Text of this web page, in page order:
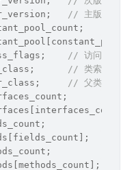
// 主版本，常
// 访问标志：
// 类索引
// 父类索引